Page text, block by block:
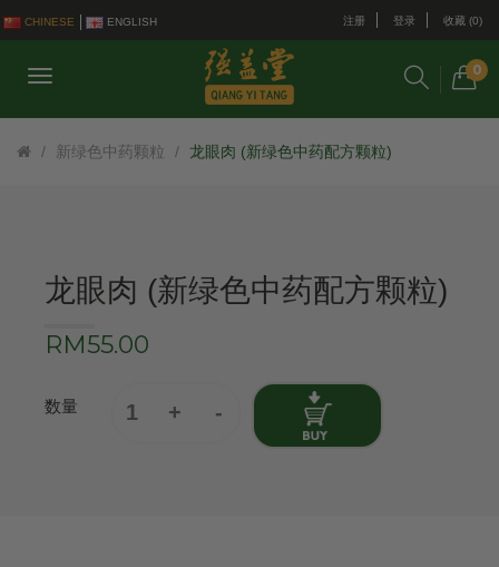
CHINESE ENGLISH 注册 登录 收藏 (0)
0
新绿色中药颗粒 龙眼肉 (新绿色中药配方颗粒)
龙眼肉 (新绿色中药配方颗粒)
RM55.00
数量